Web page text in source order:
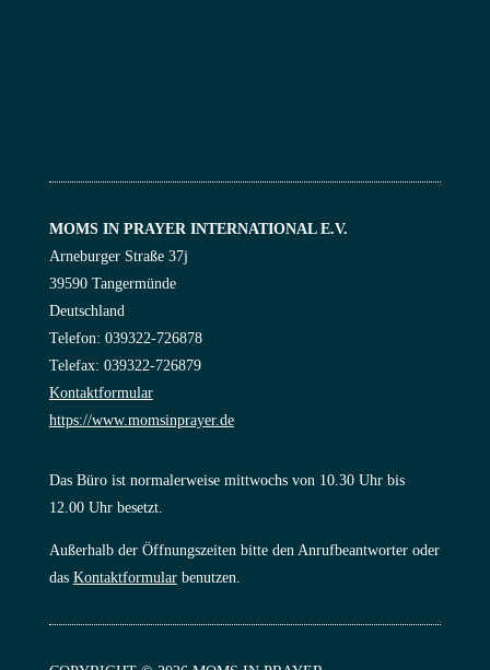
MOMS IN PRAYER INTERNATIONAL E.V.
Arneburger Straße 37j
39590 Tangermünde
Deutschland
Telefon: 039322-726878
Telefax: 039322-726879
Kontaktformular
https://www.momsinprayer.de
Das Büro ist normalerweise mittwochs von 10.30 Uhr bis
12.00 Uhr besetzt.
Außerhalb der Öffnungszeiten bitte den Anrufbeantworter oder
das Kontaktformularbenutzen.